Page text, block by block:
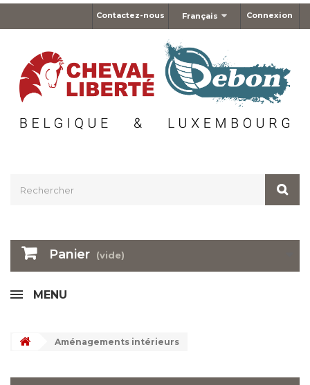
Connexion
Français
Contactez-nous
Panier (vide)
MENU
Aménagements intérieurs